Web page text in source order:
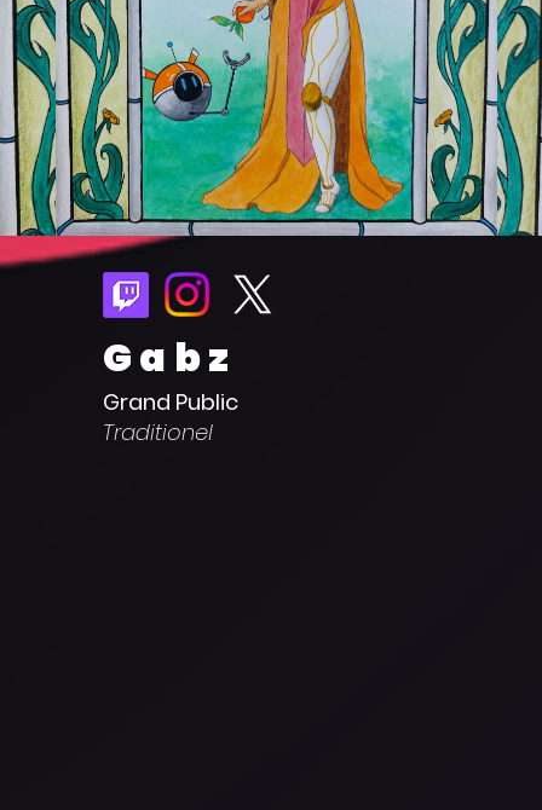
Gabz
Grand Public
Traditionel